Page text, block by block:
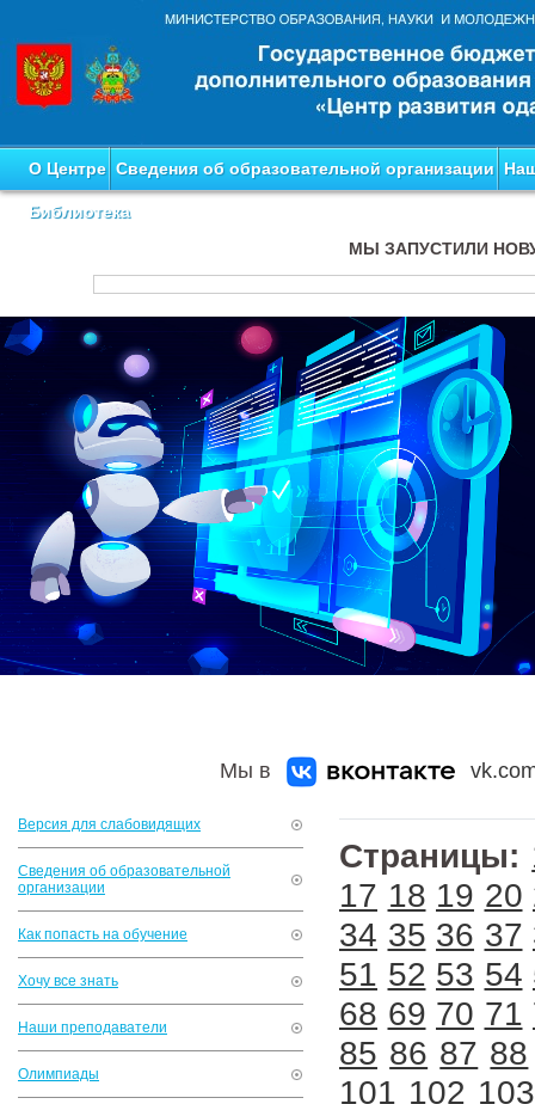
О Центре Сведения об образовательной организации
Библиотека
МЫ ЗАПУСТИЛИ
Мы в
Версия для слабовидящих
Сведения об образовательной
организации
Как попасть на обучение
Хочу все знать
Наши преподаватели
Олимпиады
Страницы:
17 18 19 20
34 35 36 37
51 52 53 54
68 69 70 71
85 86 87 88
101 102 103